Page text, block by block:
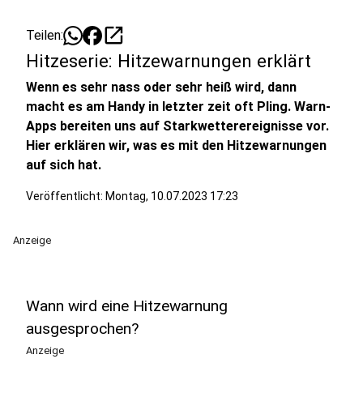
Teilen: open_in_new
Hitzeserie: Hitzewarnungen erklärt
Wenn es sehr nass oder sehr heiß wird, dann
macht es am Handy in letzter zeit oft Pling. Warn-
Apps bereiten uns auf Starkwetterereignisse vor.
Hier erklären wir, was es mit den Hitzewarnungen
auf sich hat.
Veröffentlicht: Montag, 10.07.2023 17:23
Anzeige
Wann wird eine Hitzewarnung
ausgesprochen?
Anzeige